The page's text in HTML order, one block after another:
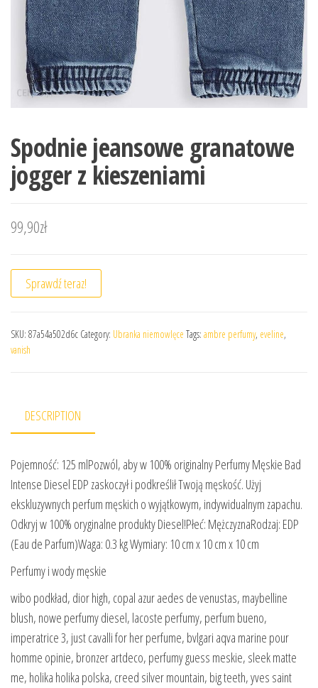
Spodnie jeansowe granatowe
jogger z kieszeniami
99,90zł
Sprawdź teraz!
SKU: 87a54a502d6c Category: Ubranka niemowlęce Tags: ambre perfumy, eveline,
vanish
DESCRIPTION
Pojemność: 125 mlPozwól, aby w 100% originalny Perfumy Męskie Bad
Intense Diesel EDP zaskoczył i podkreślił Twoją męskość. Użyj
ekskluzywnych perfum męskich o wyjątkowym, indywidualnym zapachu.
Odkryj w 100% oryginalne produkty Diesel!Płeć: MężczyznaRodzaj: EDP
(Eau de Parfum)Waga: 0.3 kg Wymiary: 10 cm x 10 cm x 10 cm
Perfumy i wody męskie
wibo podkład, dior high, copal azur aedes de venustas, maybelline
blush, nowe perfumy diesel, lacoste perfumy, perfum bueno,
imperatrice 3, just cavalli for her perfume, bvlgari aqva marine pour
homme opinie, bronzer artdeco, perfumy guess meskie, sleek matte
me, holika holika polska, creed silver mountain, big teeth, yves saint